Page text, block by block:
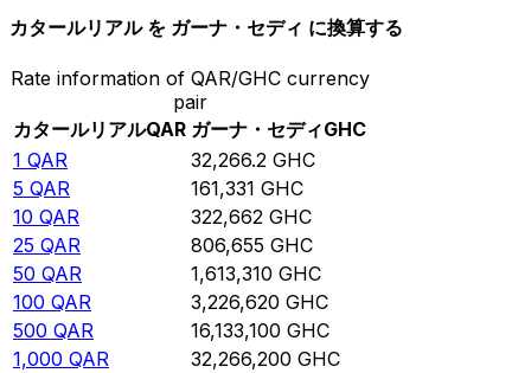
カタールリアル を ガーナ・セディ に換算する
Rate information of QAR/GHC currency
pair
カタールリアルQAR ガーナ・セディGHC
1 QAR 32,266.2 GHC
5 QAR 161,331 GHC
10 QAR 322,662 GHC
25 QAR 806,655 GHC
50 QAR 1,613,310 GHC
100 QAR 3,226,620 GHC
500 QAR 16,133,100 GHC
1,000 QAR 32,266,200 GHC